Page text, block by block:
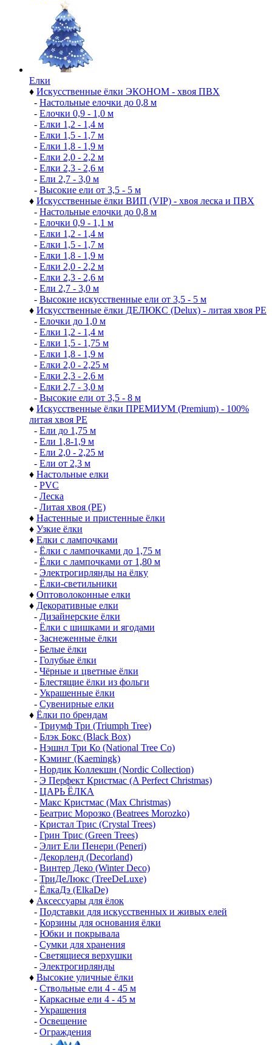
Елки
♦ Искусственные ёлки ЭКОНОМ - хвоя ПВХ
- Настольные елочки до 0,8 м
- Елочки 0,9 - 1,0 м
- Елки 1,2 - 1,4 м
- Елки 1,5 - 1,7 м
- Елки 1,8 - 1,9 м
- Елки 2,0 - 2,2 м
- Елки 2,3 - 2,6 м
- Ели 2,7 - 3,0 м
- Высокие ели от 3,5 - 5 м
♦ Искусственные ёлки ВИП (VIP) - хвоя леска и ПВХ
- Настольные елочки до 0,8 м
- Елочки 0,9 - 1,1 м
- Елки 1,2 - 1,4 м
- Елки 1,5 - 1,7 м
- Елки 1,8 - 1,9 м
- Елки 2,0 - 2,2 м
- Елки 2,3 - 2,6 м
- Ели 2,7 - 3,0 м
- Высокие искусственные ели от 3,5 - 5 м
♦ Искусственные ёлки ДЕЛЮКС (Delux) - литая хвоя РЕ
- Елочки до 1,0 м
- Елки 1,2 - 1,4 м
- Елки 1,5 - 1,75 м
- Елки 1,8 - 1,9 м
- Елки 2,0 - 2,25 м
- Елки 2,3 - 2,6 м
- Елки 2,7 - 3,0 м
- Высокие ели от 3,5 - 8 м
♦ Искусственные ёлки ПРЕМИУМ (Premium) - 100%
литая хвоя РЕ
- Ели до 1,75 м
- Ели 1,8-1,9 м
- Ели 2,0 - 2,25 м
- Ели от 2,3 м
♦ Настольные елки
- PVC
- Леска
- Литая хвоя (РЕ)
♦ Настенные и пристенные ёлки
♦ Узкие ёлки
♦ Елки с лампочками
- Ёлки с лампочками до 1,75 м
- Ёлки с лампочками от 1,80 м
- Электрогирлянды на ёлку
- Ёлки-светильники
♦ Оптоволоконные елки
♦ Декоративные елки
- Дизайнерские ёлки
- Ёлки с шишками и ягодами
- Заснеженные ёлки
- Белые ёлки
- Голубые ёлки
- Чёрные и цветные ёлки
- Блестящие ёлки из фольги
- Украшенные ёлки
- Сувенирные елки
♦ Ёлки по брендам
- Триумф Три (Triumph Tree)
- Блэк Бокс (Black Box)
- Нэшнл Три Ко (National Tree Co)
- Кэминг (Kaemingk)
- Нордик Коллекшн (Nordic Collection)
- Э Перфект Кристмас (A Perfect Christmas)
- ЦАРЬ ЁЛКА
- Макс Кристмас (Max Christmas)
- Беатрис Морозко (Beatrees Morozko)
- Кристал Трис (Crystal Trees)
- Грин Трис (Green Trees)
- Элит Ели Пенери (Peneri)
- Декорленд (Decorland)
- Винтер Деко (Winter Deco)
- ТриДеЛюкс (TreeDeLuxe)
- ЁлкаДэ (ElkaDe)
♦ Аксессуары для ёлок
- Подставки для искусственных и живых елей
- Корзины для основания ёлки
- Юбки и покрывала
- Сумки для хранения
- Светящиеся верхушки
- Электрогирлянды
♦ Высокие уличные ёлки
- Ствольные ели 4 - 45 м
- Каркасные ели 4 - 45 м
- Украшения
- Освещение
- Ограждения